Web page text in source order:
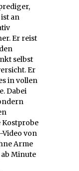
an
Er reist
selbst
Er
in vollen
Dabei
Kostprobe
Video von
Arme
ab Minute